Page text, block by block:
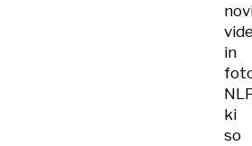
in
ki
so